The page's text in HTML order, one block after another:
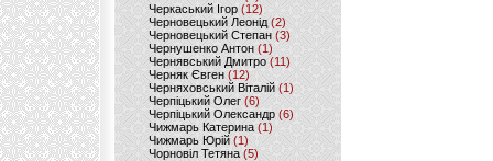
Черкаський Ігор (12)
Черновецький Леонід(2)
Черновецький Степан (3)
Чернушенко Антон (1)
Чернявський Дмитро(11)
Черняк Євген(12)
Черняховський Віталій (1)
Черпіцький Олег (6)
Черпіцький Олександр (6)
Чижмарь Катерина (1)
Чижмарь Юрій (1)
Чорновіл Тетяна (5)